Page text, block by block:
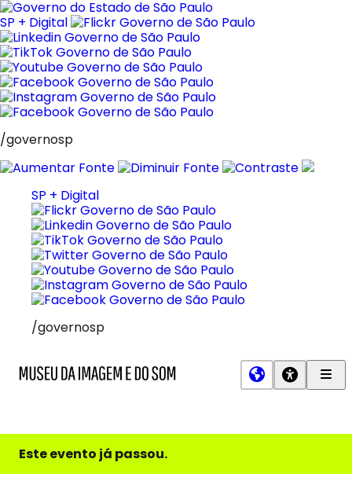
Pular
para
o
conteúdo
SP + Digital
/governosp
SP + Digital
/governosp
e
do
Este evento já passou.